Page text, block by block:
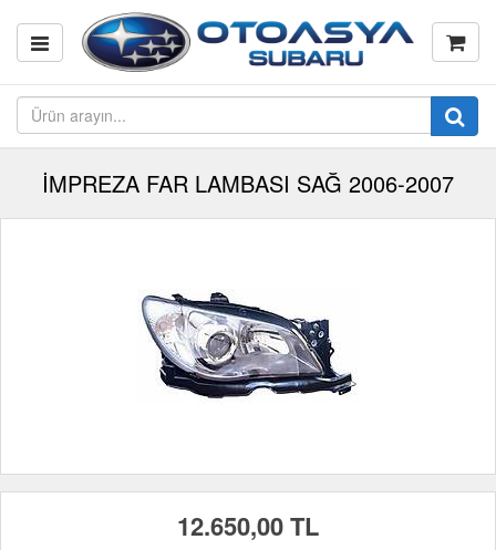
İMPREZA FAR LAMBASI SAĞ 2006-2007
12.650,00 TL